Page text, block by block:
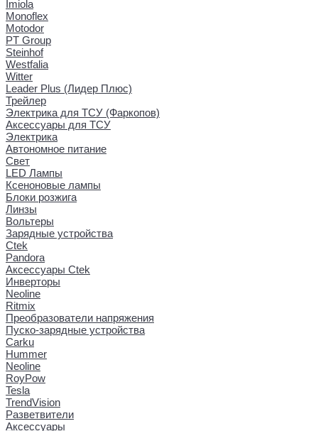
Imiola
Monoflex
Motodor
PT Group
Steinhof
Westfalia
Witter
Leader Plus (Лидер Плюс)
Трейлер
Электрика для ТСУ (Фаркопов)
Аксессуары для ТСУ
Электрика
Автономное питание
Свет
LED Лампы
Ксеноновые лампы
Блоки розжига
Линзы
Вольтеры
Зарядные устройства
Ctek
Pandora
Аксессуары Ctek
Инверторы
Neoline
Ritmix
Преобразователи напряжения
Пуско-зарядные устройства
Carku
Hummer
Neoline
RoyPow
Tesla
TrendVision
Разветвители
Аксессуары